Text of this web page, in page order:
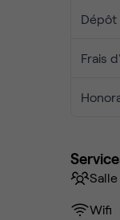
Dépôt
Frais
Wifi